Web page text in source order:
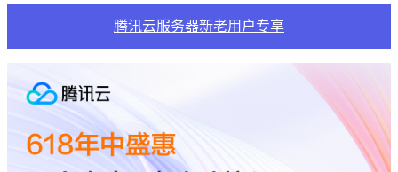
腾讯云服务器新老用户专享